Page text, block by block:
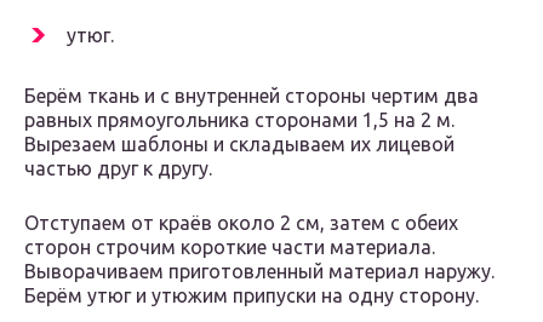
утюг.
Берём ткань и с внутренней стороны чертим два
равных прямоугольника сторонами 1,5 на 2 м.
Вырезаем шаблоны и складываем их лицевой
частью друг к другу.
Отступаем от краёв около 2 см, затем с обеих
сторон строчим короткие части материала.
Выворачиваем приготовленный материал наружу.
Берём утюг и утюжим припуски на одну сторону.